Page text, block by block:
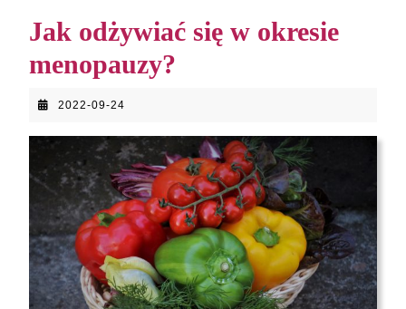
Button
Jak odżywiać się w okresie
menopauzy?
2022-09-24
24